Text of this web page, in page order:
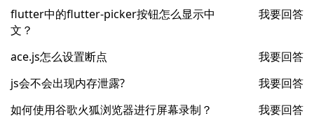
flutter中的flutter-picker按钮怎么显示中
文？
我要回答
ace.js怎么设置断点
我要回答
js会不会出现内存泄露?
我要回答
如何使用谷歌火狐浏览器进行屏幕录制？
我要回答